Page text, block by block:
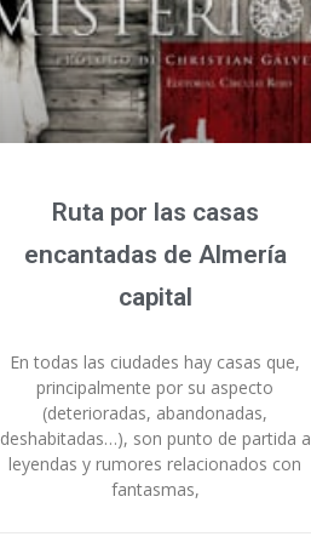
Ruta por las casas
encantadas de Almería
capital
En todas las ciudades hay casas que,
principalmente por su aspecto
(deterioradas, abandonadas,
deshabitadas…), son punto de partida a
leyendas y rumores relacionados con
fantasmas,